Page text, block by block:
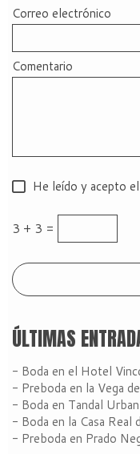
Correo electrónico
Comentario
He leído y acepto el
3 + 3 =
ÚLTIMAS
- Boda en el Hotel
- Preboda en la Vega
- Boda en Tandal
- Boda en la Casa Real
- Preboda en Prado